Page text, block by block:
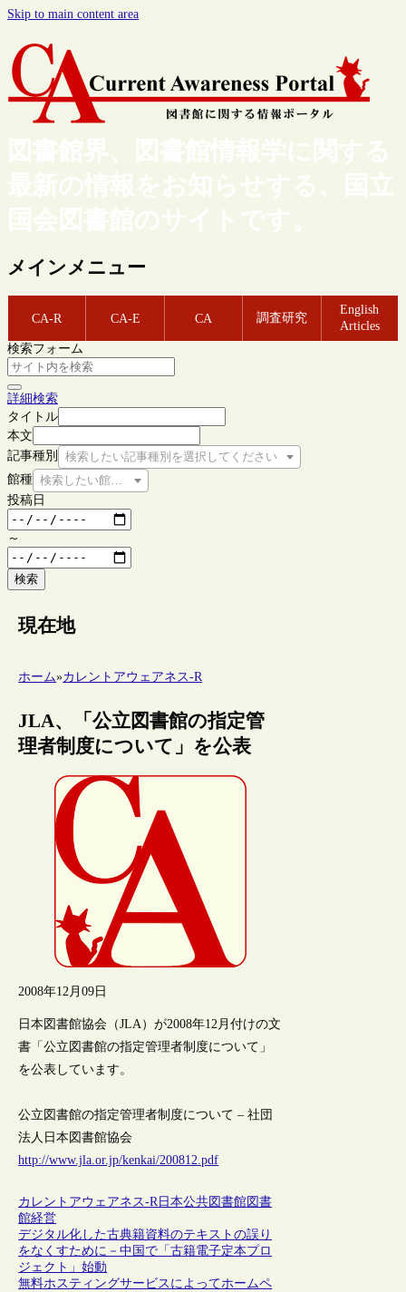
Skip to main content area
図書館界、図書館情報学に関する
最新の情報をお知らせする、国立
国会図書館のサイトです。
メインメニュー
CA-R CA-E CA 調査研究
English
Articles
検索フォーム
詳細検索
タイトル
本文
記事種別
検索したい記事種別を選択してください
館種 検索したい館種を選択してください
投稿日
～
検索
現在地
ホーム»カレントアウェアネス-R
JLA、「公立図書館の指定管
理者制度について」を公表
2008年12月09日
日本図書館協会（JLA）が2008年12月付けの文
書「公立図書館の指定管理者制度について」
を公表しています。
公立図書館の指定管理者制度について – 社団
法人日本図書館協会
http://www.jla.or.jp/kenkai/200812.pdf
カレントアウェアネス-R日本公共図書館図書
館経営
デジタル化した古典籍資料のテキストの誤り
をなくすために－中国で「古籍電子定本プロ
ジェクト」始動
無料ホスティングサービスによってホームペ